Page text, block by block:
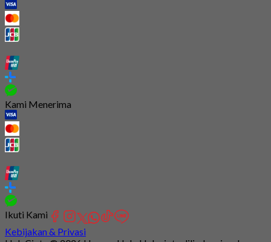
Kami Menerima
Ikuti Kami
Kebijakan & Privasi